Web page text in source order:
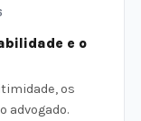
e o
os
advogado.